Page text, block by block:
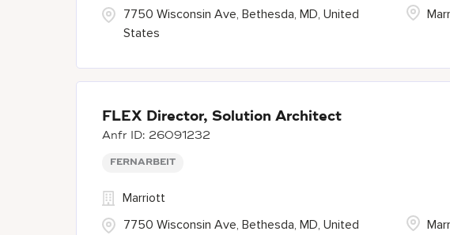
7750 Wisconsin Ave, Bethesda, MD, United
States
FLEX Director, Solution Architect
26091232
FERNARBEIT
7750 Wisconsin Ave, Bethesda, MD, United
Marriott